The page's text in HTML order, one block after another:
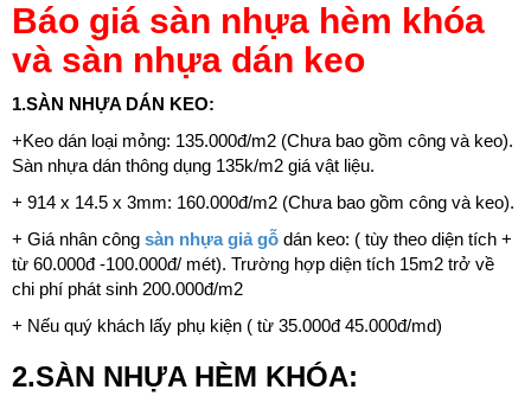
Báo giá sàn nhựa hèm khóa
và sàn nhựa dán keo
1.SÀN NHỰA DÁN KEO:
+Keo dán loại mỏng: 135.000đ/m2 (Chưa bao gồm công và keo).
Sàn nhựa dán thông dụng 135k/m2 giá vật liệu.
+ 914 x 14.5 x 3mm: 160.000đ/m2 (Chưa bao gồm công và keo).
+ Giá nhân công sàn nhựa giả gỗ dán keo: ( tùy theo diện tích +
từ 60.000đ -100.000đ/ mét). Trường hợp diện tích 15m2 trở về
chi phí phát sinh 200.000đ/m2
+ Nếu quý khách lấy phụ kiện ( từ 35.000đ 45.000đ/md)
2.SÀN NHỰA HÈM KHÓA: